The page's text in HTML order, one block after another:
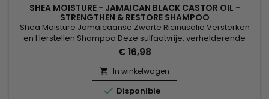
SHEA MOISTURE - JAMAICAN BLACK CASTOR OIL -
STRENGTHEN & RESTORE SHAMPOO
Shea Moisture Jamaicaanse Zwarte Ricinusolie Versterken
en Herstellen Shampoo Deze sulfaatvrije, verhelderende
shampoo verwijdert opbouw, terwijl het haar wordt gevoed
met voedend vocht.&nbsp; Perfect voor degenen die hun
haar regelmatig inkleuren, rechttrekken, permanenten of
verwarmen, evenals kinky, krullende of golvende natuurlijke
stijlen.
€ 16,98
 In winkelwagen
 Disponible